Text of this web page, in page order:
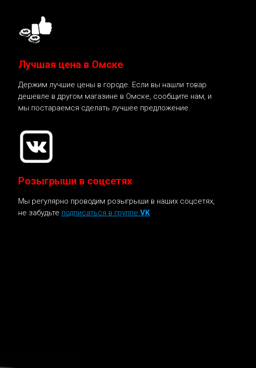
Лучшая цена в Омске
Держим лучшие цены в городе. Если вы нашли товар
дешевле в другом магазине в Омске, сообщите нам, и
мы постараемся сделать лучшее предложение.
Розыгрыши в соцсетях
Мы регулярно проводим розыгрыши в наших соцсетях,
не забудьте подписаться в группе VK